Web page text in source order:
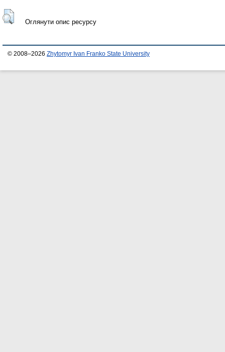
Оглянути опис ресурсу
© 2008–2026 Zhytomyr Ivan Franko State University